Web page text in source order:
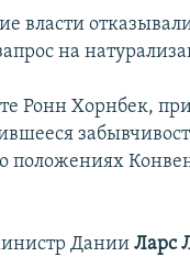
власти
на
Ронн Хорнбек,
о положениях
Дании Ларс